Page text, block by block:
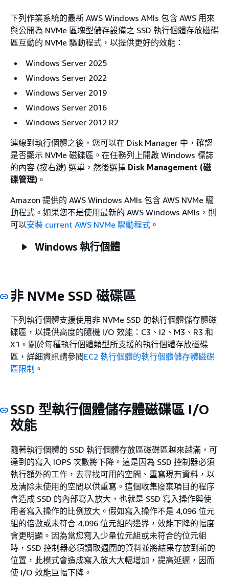
下列作業系統的最新 AWS Windows AMIs 包含 AWS 用來
與公開為 NVMe 區塊型儲存設備之 SSD 執行個體存放磁碟
區互動的 NVMe 驅動程式，以提供更好的效能：
Windows Server 2025
Windows Server 2022
Windows Server 2019
Windows Server 2016
Windows Server 2012 R2
連線到執行個體之後，您可以在 Disk Manager 中，確認
是否顯示 NVMe 磁碟區。在任務列上開啟 Windows 標誌
的內容 (按右鍵) 選單，然後選擇 Disk Management (磁
碟管理) 。
Amazon 提供的 AWS Windows AMIs 包含 AWS NVMe 驅
動程式。如果您不是使用最新的 AWS Windows AMIs，則
可以安裝 current AWS NVMe 驅動程式 。
Windows 執行個體
非 NVMe SSD 磁碟區
下列執行個體支援使用非 NVMe SSD 的執行個體儲存體磁
碟區，以提供高度的隨機 I/O 效能：C3、I2、M3、R3 和
X1。關於每種執行個體類型所支援的執行個體存放磁碟
區，詳細資訊請參閱EC2 執行個體的執行個體儲存體磁碟
區限制 。
SSD 型執行個體儲存體磁碟區 I/O
效能
隨著執行個體的 SSD 執行個體存放區磁碟區越來越滿，可
達到的寫入 IOPS 次數將下降。這是因為 SSD 控制器必須
執行額外的工作，去尋找可用的空間、重寫現有資料，以
及清除未使用的空間以供重寫。這個收集廢棄項目的程序
會造成 SSD 的內部寫入放大，也就是 SSD 寫入操作與使
用者寫入操作的比例放大。假如寫入操作不是 4,096 位元
組的倍數或未符合 4,096 位元組的邊界，效能下降的幅度
會更明顯。因為當您寫入少量位元組或未符合的位元組
時，SSD 控制器必須讀取週圍的資料並將結果存放到新的
位置，此模式會造成寫入放大大幅增加，提高延遲，因而
使 I/O 效能巨幅下降。